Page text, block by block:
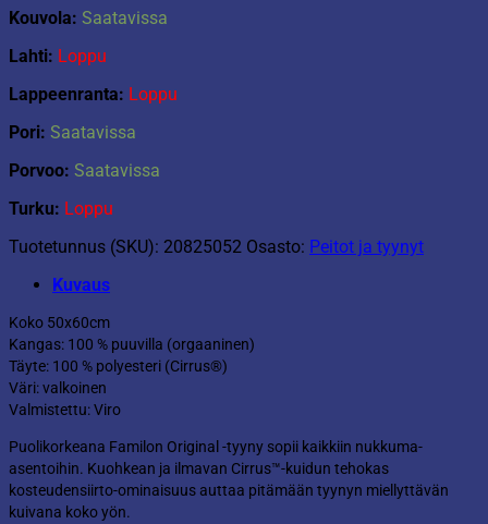
Kouvola: Saatavissa
Lahti: Loppu
Lappeenranta: Loppu
Pori: Saatavissa
Porvoo: Saatavissa
Turku: Loppu
Tuotetunnus (SKU): 20825052 Osasto: Peitot ja tyynyt
Kuvaus
Koko 50x60cm
Kangas: 100 % puuvilla (orgaaninen)
Täyte: 100 % polyesteri (Cirrus®)
Väri: valkoinen
Valmistettu: Viro
Puolikorkeana Familon Original -tyyny sopii kaikkiin nukkuma-
asentoihin. Kuohkean ja ilmavan Cirrus™-kuidun tehokas
kosteudensiirto-ominaisuus auttaa pitämään tyynyn miellyttävän
kuivana koko yön.